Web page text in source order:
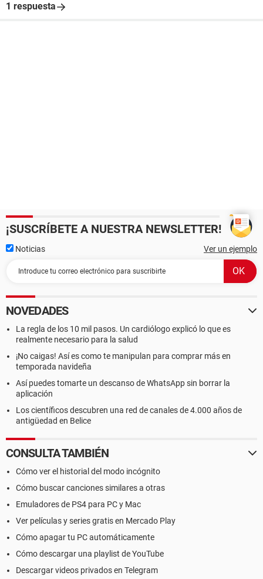
1 respuesta
¡SUSCRÍBETE A NUESTRA NEWSLETTER!
Noticias Ver un ejemplo
NOVEDADES
La regla de los 10 mil pasos. Un cardiólogo explicó lo que es
realmente necesario para la salud
¡No caigas! Así es como te manipulan para comprar más en
temporada navideña
Así puedes tomarte un descanso de WhatsApp sin borrar la
aplicación
Los científicos descubren una red de canales de 4.000 años de
antigüedad en Belice
CONSULTA TAMBIÉN
Cómo ver el historial del modo incógnito
Cómo buscar canciones similares a otras
Emuladores de PS4 para PC y Mac
Ver películas y series gratis en Mercado Play
Cómo apagar tu PC automáticamente
Cómo descargar una playlist de YouTube
Descargar videos privados en Telegram